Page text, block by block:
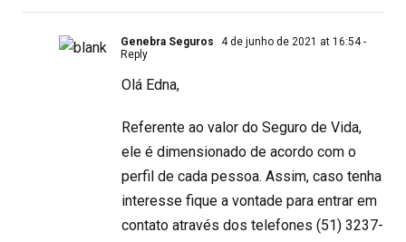
Genebra Seguros 4 de junho de 2021 at 16:54-
Reply
Olá Edna,
Referente ao valor do Seguro de Vida,
ele é dimensionado de acordo com o
perfil de cada pessoa. Assim, caso tenha
interesse fique a vontade para entrar em
contato através dos telefones (51) 3237-